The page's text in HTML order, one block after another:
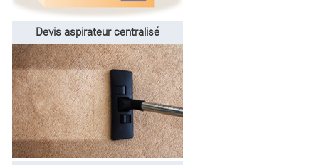
Devis aspirateur centralisé